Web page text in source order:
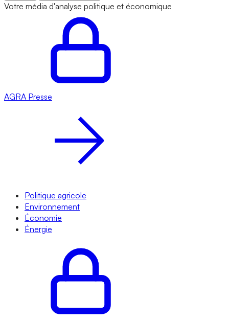
Votre média d'analyse politique et économique
AGRA Presse
Politique agricole
Environnement
Économie
Énergie